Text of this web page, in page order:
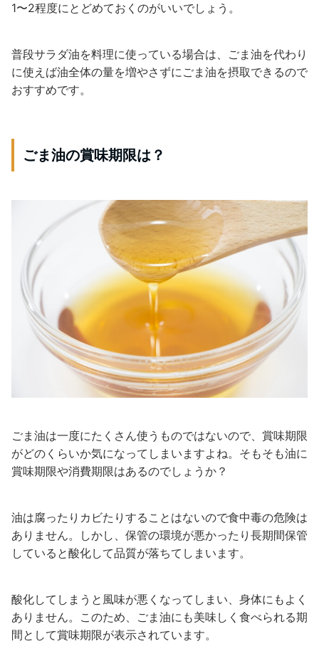
1〜2程度にとどめておくのがいいでしょう。
普段サラダ油を料理に使っている場合は、ごま油を代わり
に使えば油全体の量を増やさずにごま油を摂取できるので
おすすめです。
ごま油の賞味期限は？
ごま油は一度にたくさん使うものではないので、賞味期限
がどのくらいか気になってしまいますよね。そもそも油に
賞味期限や消費期限はあるのでしょうか？
油は腐ったりカビたりすることはないので食中毒の危険は
ありません。しかし、保管の環境が悪かったり長期間保管
していると酸化して品質が落ちてしまいます。
酸化してしまうと風味が悪くなってしまい、身体にもよく
ありません。このため、ごま油にも美味しく食べられる期
間として賞味期限が表示されています。